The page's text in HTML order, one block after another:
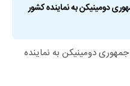
دومینیکن به نماینده کشور
دومینیکن به نماینده